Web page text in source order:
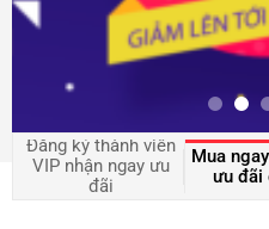
Đăng ký thành viên
VIP nhận ngay ưu
đãi
Mua
ưu đãi